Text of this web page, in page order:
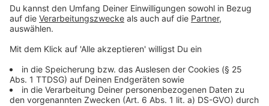
Hier informiert die Stadt zur EM
Unser Programm zur EM
Anzeige